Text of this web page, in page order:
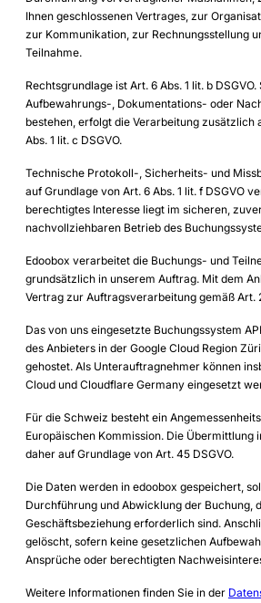
Ihnen geschlossenen Vertrages, zur
zur Kommunikation, zur Rechnungsstellung
Teilnahme.
Rechtsgrundlage ist Art. 6 Abs. 1 lit. b
Aufbewahrungs-, Dokumentations- oder
bestehen, erfolgt die Verarbeitung zusätzlich
Abs. 1 lit. c DSGVO.
Technische Protokoll-, Sicherheits- und
auf Grundlage von Art. 6 Abs. 1 lit. f DSGVO
berechtigtes Interesse liegt im sicheren,
nachvollziehbaren Betrieb des
Edoobox verarbeitet die Buchungs- und
grundsätzlich in unserem Auftrag. Mit dem
Vertrag zur Auftragsverarbeitung gemäß Art.
Das von uns eingesetzte Buchungssystem
des Anbieters in der Google Cloud Region
gehostet. Als Unterauftragnehmer können
Cloud und Cloudflare Germany eingesetzt
Für die Schweiz besteht ein
Europäischen Kommission. Die Übermittlung
daher auf Grundlage von Art. 45 DSGVO.
Die Daten werden in edoobox gespeichert,
Durchführung und Abwicklung der Buchung,
Geschäftsbeziehung erforderlich sind.
gelöscht, sofern keine gesetzlichen
Ansprüche oder berechtigten
Weitere Informationen finden Sie in der